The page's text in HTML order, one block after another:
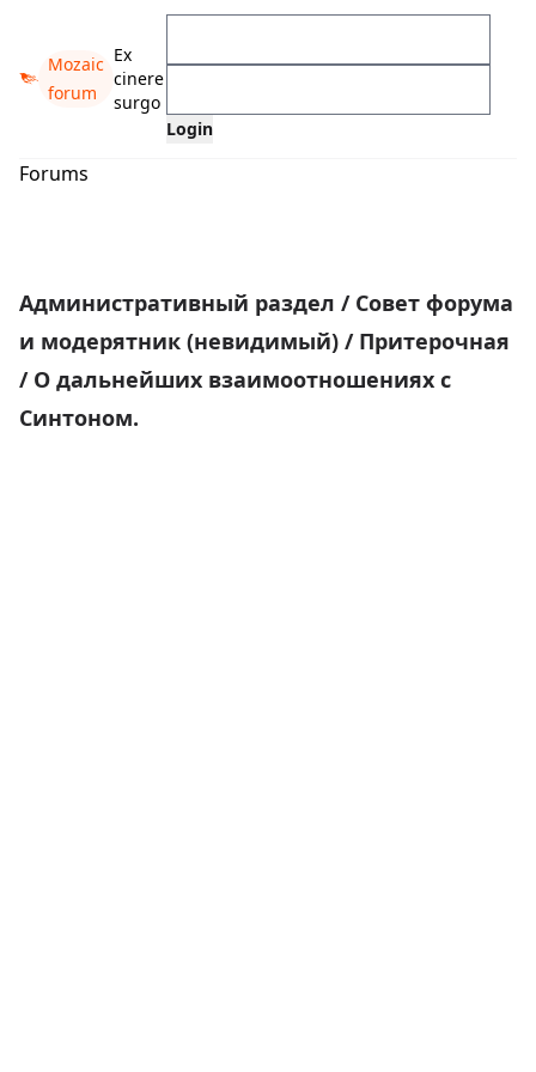
Mozaic
forum
Ex
cinere
surgo
Forums
Административный раздел / Совет форума
и модерятник (невидимый) / Притерочная
/ О дальнейших взаимоотношениях с
Синтоном.